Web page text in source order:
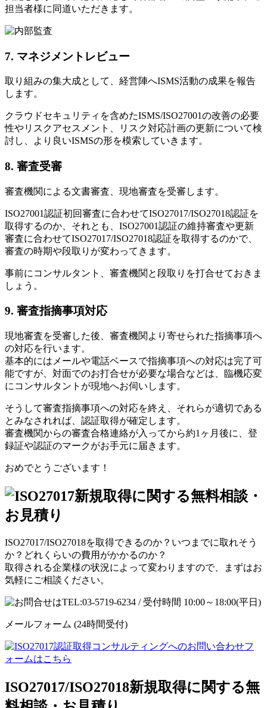
担当者様に同道いただきます。
7. マネジメントレビュー
取り組みの集大成として、経営陣へISMS活動の成果を報告
します。
クラウドセキュリティを含めたISMS/ISO27001の改善の必要
性やリスクアセスメント、リスク対応計画の更新について検
討し、より良いISMSの形を模索していきます。
8. 審査受審
審査機関による文書審査、現地審査を受審します。
ISO27001認証初回審査に合わせてISO27017/ISO27018認証を
取得するのか、それとも、ISO27001認証の維持審査や更新
審査に合わせてISO27017/ISO27018認証を取得するのかで、
審査の時期や段取りが変わってきます。
事前にコンサルタント、審査機関と段取りを打合せておきま
しょう。
9. 審査指摘事項対応
現地審査を受審した後、審査機関より寄せられた指摘事項へ
の対応を行います。
基本的にはメールや電話ベースで指摘事項への対応は完了可
能ですが、対面でのお打合せが必要な場合などは、臨機応変
にコンサルタントが現地へお伺いします。
そうして審査指摘事項への対応を終え、それらが適切である
とみなされれば、認証取得が確定します。
審査機関からの審査合格連絡が入ってから約1ヶ月後に、登
録証や認証のマークがお手元に届きます。
おめでとうございます！
ISO27017/ISO27018を取得できるのか？いつまでに取れそう
か？どれくらいの費用がかかるのか？
取得される企業様の状況によって変わりますので、まずはお
気軽にご相談ください。
メールフォーム (24時間受付)
ISO27017/ISO27018新規取得に関する無